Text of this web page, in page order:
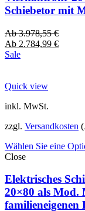
Schiebetor mit
Ab3.978,55€
Ab 2.784,99 €
Sale
Quick view
inkl. MwSt.
zzgl. Versandkosten
Wählen Sie eine
Close
Elektrisches
20×80 als Mod.